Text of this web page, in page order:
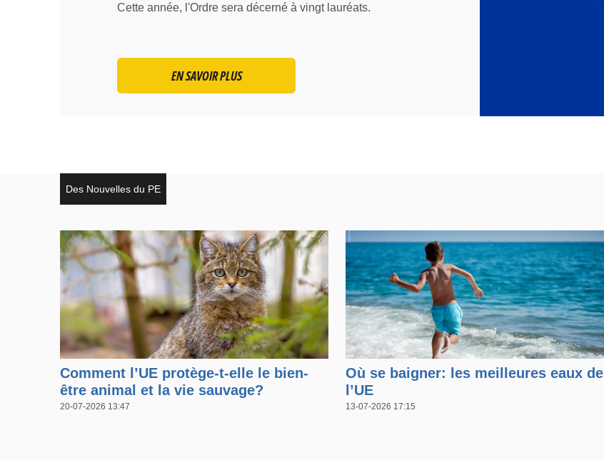
Cette année, l'Ordre sera décerné à vingt lauréats.
EN SAVOIR PLUS
Des Nouvelles du PE
Open in a new window
Comment l’UE protège-t-elle le bien-
être animal et la vie sauvage?
20-07-2026 13:47
Open in a new window
Où se baigner: les meilleures eaux de
l’UE
13-07-2026 17:15